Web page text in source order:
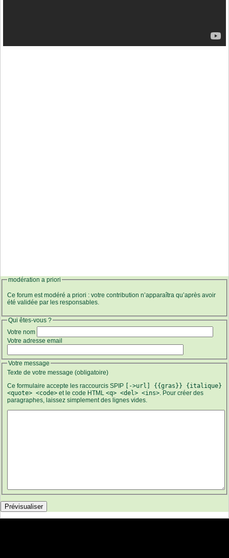
modération a priori
Ce forum est modéré a priori : votre contribution n’apparaîtra qu’après avoir
été validée par les responsables.
Qui êtes-vous ?
Votre nom
Votre adresse email
Votre message
Texte de votre message (obligatoire)
Ce formulaire accepte les raccourcis SPIP
[->url] {{gras}} {italique}
<quote> <code> et le code HTML <q> <del> <ins>. Pour créer des
paragraphes, laissez simplement des lignes vides.